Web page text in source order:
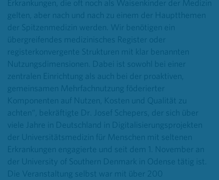
Erkrankungen, die oft noch als Waisenkinder der Medizin
gelten, aber nach und nach zu einem der Hauptthemen
der Spitzenmedizin werden. Wir benötigen ein
übergreifendes medizinisches Register oder
registerkonvergente Strukturen mit klar benannten
Nutzungsdimensionen. Dabei ist sowohl bei einer
zentralen Einrichtung als auch bei der proaktiven,
gemeinsamen Mehrfachnutzung föderierter
Komponenten auf Nutzen, Kosten und Qualität zu
achten“, bekräftigte Dr. Josef Schepers, der sich über
viele Jahre in Deutschland in Digitalisierungsprojekten
der Universitätsmedizin für Menschen mit seltenen
Erkrankungen engagierte und seit dem 1. November an
der University of Southern Denmark in Odense tätig ist.
Die Veranstaltung selbst war mit über 200